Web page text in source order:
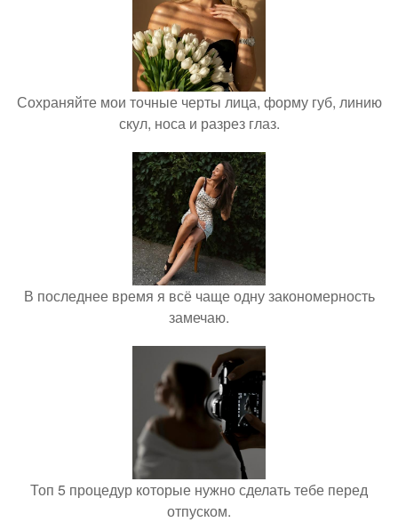
Сохраняйте мои точные черты лица, форму губ, линию
скул, носа и разрез глаз.
В последнее время я всё чаще одну закономерность
замечаю.
Топ 5 процедур которые нужно сделать тебе перед
отпуском.